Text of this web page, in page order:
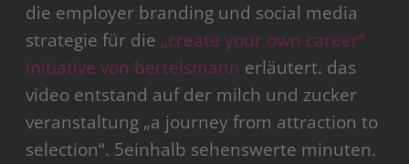
die employer branding und social media
strategie für die „create your own career“
initiative von bertelsmann erläutert. das
video entstand auf der milch und zucker
veranstaltung „a journey from attraction to
selection“. 5einhalb sehenswerte minuten.